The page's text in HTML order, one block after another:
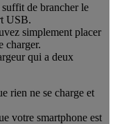
de brancher le
USB.
simplement placer
charger.
qui a deux
rien ne se charge et
votre smartphone est